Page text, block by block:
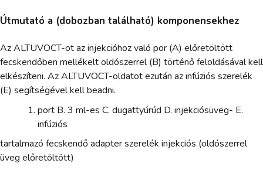
Útmutató a (dobozban található) komponensekhez
Az ALTUVOCT-ot az injekcióhoz való por (A) előretöltött
fecskendőben mellékelt oldószerrel (B) történő feloldásával kell
elkészíteni. Az ALTUVOCT-oldatot ezután az infúziós szerelék
(E) segítségével kell beadni.
port B. 3 ml-es C. dugattyúrúd D. injekciósüveg- E.
infúziós
tartalmazó fecskendő adapter szerelék injekciós (oldószerrel
üveg előretöltött)